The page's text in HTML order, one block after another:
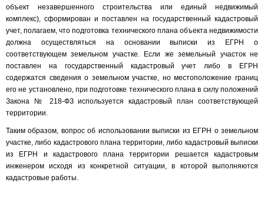
объект незавершенного строительства или единый недвижимый
комплекс), сформирован и поставлен на государственный кадастровый
учет, полагаем, что подготовка технического плана объекта недвижимости
должна осуществляться на основании выписки из ЕГРН о
соответствующем земельном участке. Если же земельный участок не
поставлен на государственный кадастровый учет либо в ЕГРН
содержатся сведения о земельном участке, но местоположение границ
его не установлено, при подготовке технического плана в силу положений
Закона № 218-ФЗ используется кадастровый план соответствующей
территории.
Таким образом, вопрос об использовании выписки из ЕГРН о земельном
участке, либо кадастрового плана территории, либо кадастровый выписки
из ЕГРН и кадастрового плана территории решается кадастровым
инженером исходя из конкретной ситуации, в которой выполняются
кадастровые работы.